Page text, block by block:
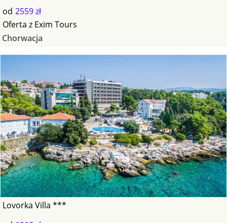
od 2559 zł
Oferta z Exim Tours
Chorwacja
Lovorka Villa ***